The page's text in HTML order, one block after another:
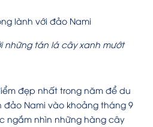
những tán lá cây xanh mướt
đẹp nhất trong năm để du
đảo Nami vào khoảng tháng 9
ngắm nhìn những hàng cây